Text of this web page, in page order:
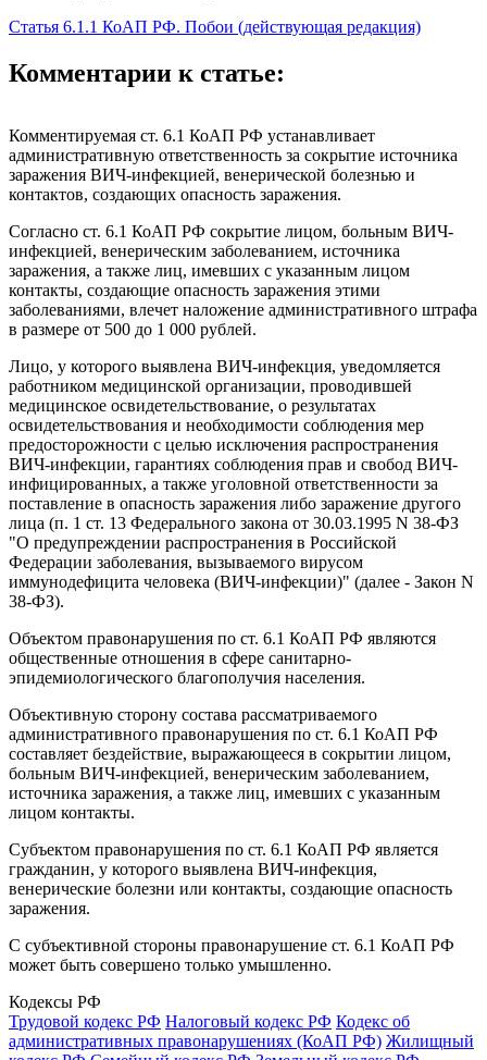
Статья 6.1.1 КоАП РФ. Побои (действующая редакция)
Комментарии к статье:
Комментируемая ст. 6.1 КоАП РФ устанавливает
административную ответственность за сокрытие источника
заражения ВИЧ-инфекцией, венерической болезнью и
контактов, создающих опасность заражения.
Согласно ст. 6.1 КоАП РФ сокрытие лицом, больным ВИЧ-
инфекцией, венерическим заболеванием, источника
заражения, а также лиц, имевших с указанным лицом
контакты, создающие опасность заражения этими
заболеваниями, влечет наложение административного штрафа
в размере от 500 до 1 000 рублей.
Лицо, у которого выявлена ВИЧ-инфекция, уведомляется
работником медицинской организации, проводившей
медицинское освидетельствование, о результатах
освидетельствования и необходимости соблюдения мер
предосторожности с целью исключения распространения
ВИЧ-инфекции, гарантиях соблюдения прав и свобод ВИЧ-
инфицированных, а также уголовной ответственности за
поставление в опасность заражения либо заражение другого
лица (п. 1 ст. 13 Федерального закона от 30.03.1995 N 38-ФЗ
"О предупреждении распространения в Российской
Федерации заболевания, вызываемого вирусом
иммунодефицита человека (ВИЧ-инфекции)" (далее - Закон N
38-ФЗ).
Объектом правонарушения по ст. 6.1 КоАП РФ являются
общественные отношения в сфере санитарно-
эпидемиологического благополучия населения.
Объективную сторону состава рассматриваемого
административного правонарушения по ст. 6.1 КоАП РФ
составляет бездействие, выражающееся в сокрытии лицом,
больным ВИЧ-инфекцией, венерическим заболеванием,
источника заражения, а также лиц, имевших с указанным
лицом контакты.
Субъектом правонарушения по ст. 6.1 КоАП РФ является
гражданин, у которого выявлена ВИЧ-инфекция,
венерические болезни или контакты, создающие опасность
заражения.
С субъективной стороны правонарушение ст. 6.1 КоАП РФ
может быть совершено только умышленно.
Кодексы РФ
Трудовой кодекс РФ Налоговый кодекс РФ Кодекс об
административных правонарушениях (КоАП РФ) Жилищный